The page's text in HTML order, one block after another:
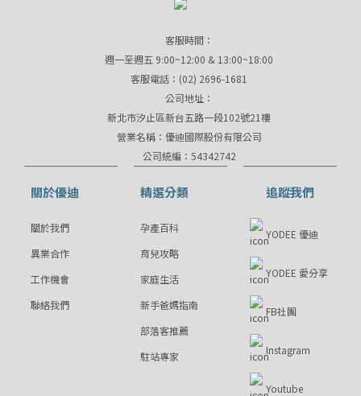
客服時間：
週一至週五 9:00~12:00 & 13:00~18:00
客服電話：(02) 2696-1681
公司地址：
新北市汐止區新台五路一段102號21樓
營業名稱：優迪國際股份有限公司
公司統編：54342742
關於優迪
關於我們
異業合作
工作機會
聯絡我們
精選分類
孕產百科
育兒攻略
家庭生活
新手爸媽指南
部落客推薦
駐站專家
追蹤我們
YODEE 優迪
YODEE 愛分享
FB社團
Instagram
Youtube